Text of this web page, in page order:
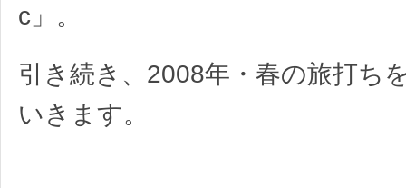
c」。
引き続き、2008年・春の旅打ち
いきます。